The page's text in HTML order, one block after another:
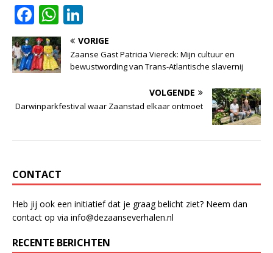
F
a
c
e
o
W
h
at
s
p
n
k
e
n
VORIGE
Zaanse Gast Patricia Viereck: Mijn cultuur en
bewustwording van Trans-Atlantische slavernij
VOLGENDE
Darwinparkfestival waar Zaanstad elkaar ontmoet
CONTACT
Heb jij ook een initiatief dat je graag belicht ziet? Neem dan
contact op via info@dezaanseverhalen.nl
RECENTE BERICHTEN